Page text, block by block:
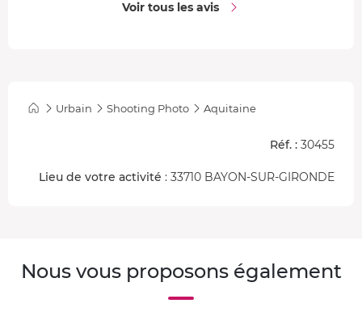
des supports comme des faire-parts,
parfaits pour
Voir tous les avis
Urbain Shooting Photo Aquitaine
Réf. : 30455
Lieu de votre activité : 33710 BAYON-SUR-GIRONDE
Nous vous proposons également